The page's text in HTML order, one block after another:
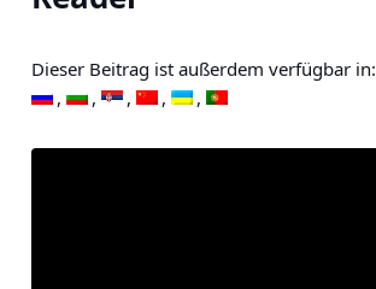
Dieser Beitrag ist außerdem verfügbar in: